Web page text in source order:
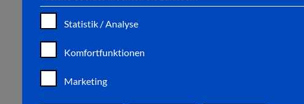
Statistik / Analyse
Komfortfunktionen
Marketing
17 Uhr:Präsentation der Community-
Stiftsbezirk
ab 18 Uhr:
Festakt, Roter Teppich und